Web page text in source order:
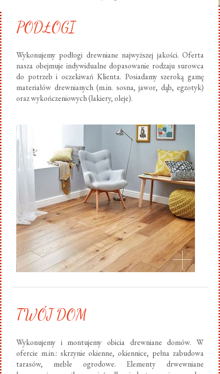
PODŁOGI
Wykonujemy podłogi drewniane najwyższej jakości. Oferta
nasza obejmuje indywidualne dopasowanie rodzaju surowca
do potrzeb i oczekiwań Klienta. Posiadamy szeroką gamę
materiałów drewnianych (m.in. sosna, jawor, dąb, egzotyk)
oraz wykończeniowych (lakiery, oleje).
TWÓJ DOM
Wykonujemy i montujemy obicia drewniane domów. W
ofercie m.in.: skrzynie okienne, okiennice, pełna zabudowa
tarasów, meble ogrodowe. Elementy drwewniane